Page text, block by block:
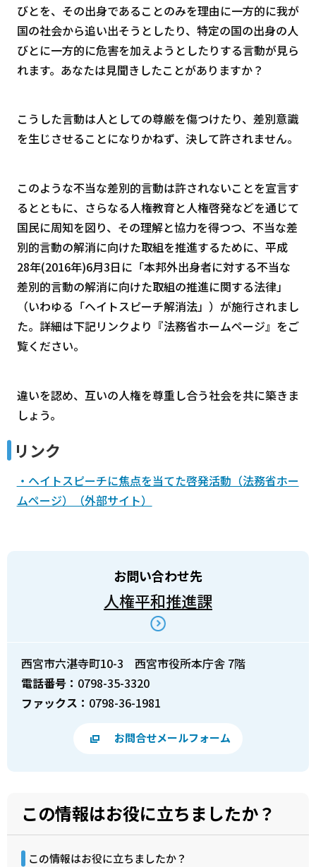
びとを、その出身であることのみを理由に一方的に我が
国の社会から追い出そうとしたり、特定の国の出身の人
びとに一方的に危害を加えようとしたりする言動が見ら
れます。あなたは見聞きしたことがありますか？
こうした言動は人としての尊厳を傷つけたり、差別意識
を生じさせることになりかねず、決して許されません。
このような不当な差別的言動は許されないことを宣言す
るとともに、さらなる人権教育と人権啓発などを通じて
国民に周知を図り、その理解と協力を得つつ、不当な差
別的言動の解消に向けた取組を推進するために、平成
28年(2016年)6月3日に「本邦外出身者に対する不当な
差別的言動の解消に向けた取組の推進に関する法律」
（いわゆる「ヘイトスピーチ解消法」）が施行されまし
た。詳細は下記リンクより『法務省ホームページ』をご
覧ください。
違いを認め、互いの人権を尊重し合う社会を共に築きま
しょう。
リンク
・ヘイトスピーチに焦点を当てた啓発活動（法務省ホー
ムページ）（外部サイト）
お問い合わせ先
人権平和推進課
西宮市六湛寺町10-3 西宮市役所本庁舎 7階
電話番号： 0798-35-3320
ファックス： 0798-36-1981
お問合せメールフォーム
この情報はお役に立ちましたか？
この情報はお役に立ちましたか？